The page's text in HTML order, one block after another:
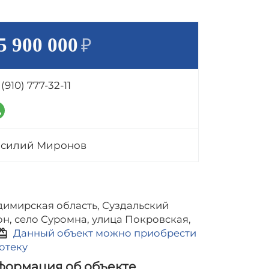
900 000₽
777-32-11
Миронов
область, Суздальский
село Суромна, улица Покровская,
Данный объект можно приобрести